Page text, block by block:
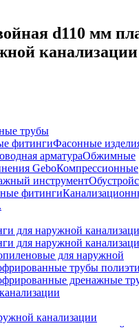
d110 мм
канализации
трубы
фитингиФасонные
арматураОбжимные
GeboКомпрессионные
инструмент
фитинги
для наружной
для наружной
для наружной
трубы
дренажные
канализации